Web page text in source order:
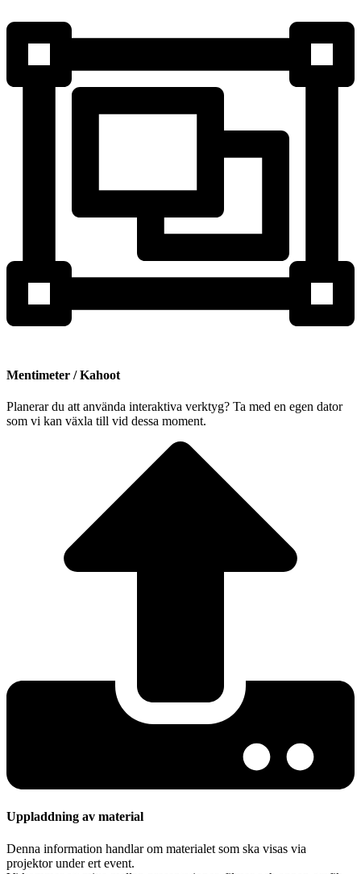
Mentimeter / Kahoot
Planerar du att använda interaktiva verktyg? Ta med en egen dator
som vi kan växla till vid dessa moment.
Uppladdning av material
Denna information handlar om materialet som ska visas via
projektor under ert event.